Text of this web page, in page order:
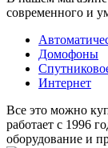
современного и
Домофоны
Интернет
Все это можно
работает с 1996
оборудование и